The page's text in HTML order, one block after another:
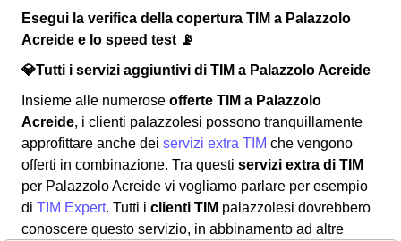
Esegui la verifica della copertura TIM a Palazzolo
Acreide e lo speed test 📡
💎Tutti i servizi aggiuntivi di TIM a Palazzolo Acreide
Insieme alle numerose offerte TIM a Palazzolo
Acreide, i clienti palazzolesi possono tranquillamente
approfittare anche dei servizi extra TIM che vengono
offerti in combinazione. Tra questi servizi extra di TIM
per Palazzolo Acreide vi vogliamo parlare per esempio
di TIM Expert. Tutti i clienti TIM palazzolesi dovrebbero
conoscere questo servizio, in abbinamento ad altre